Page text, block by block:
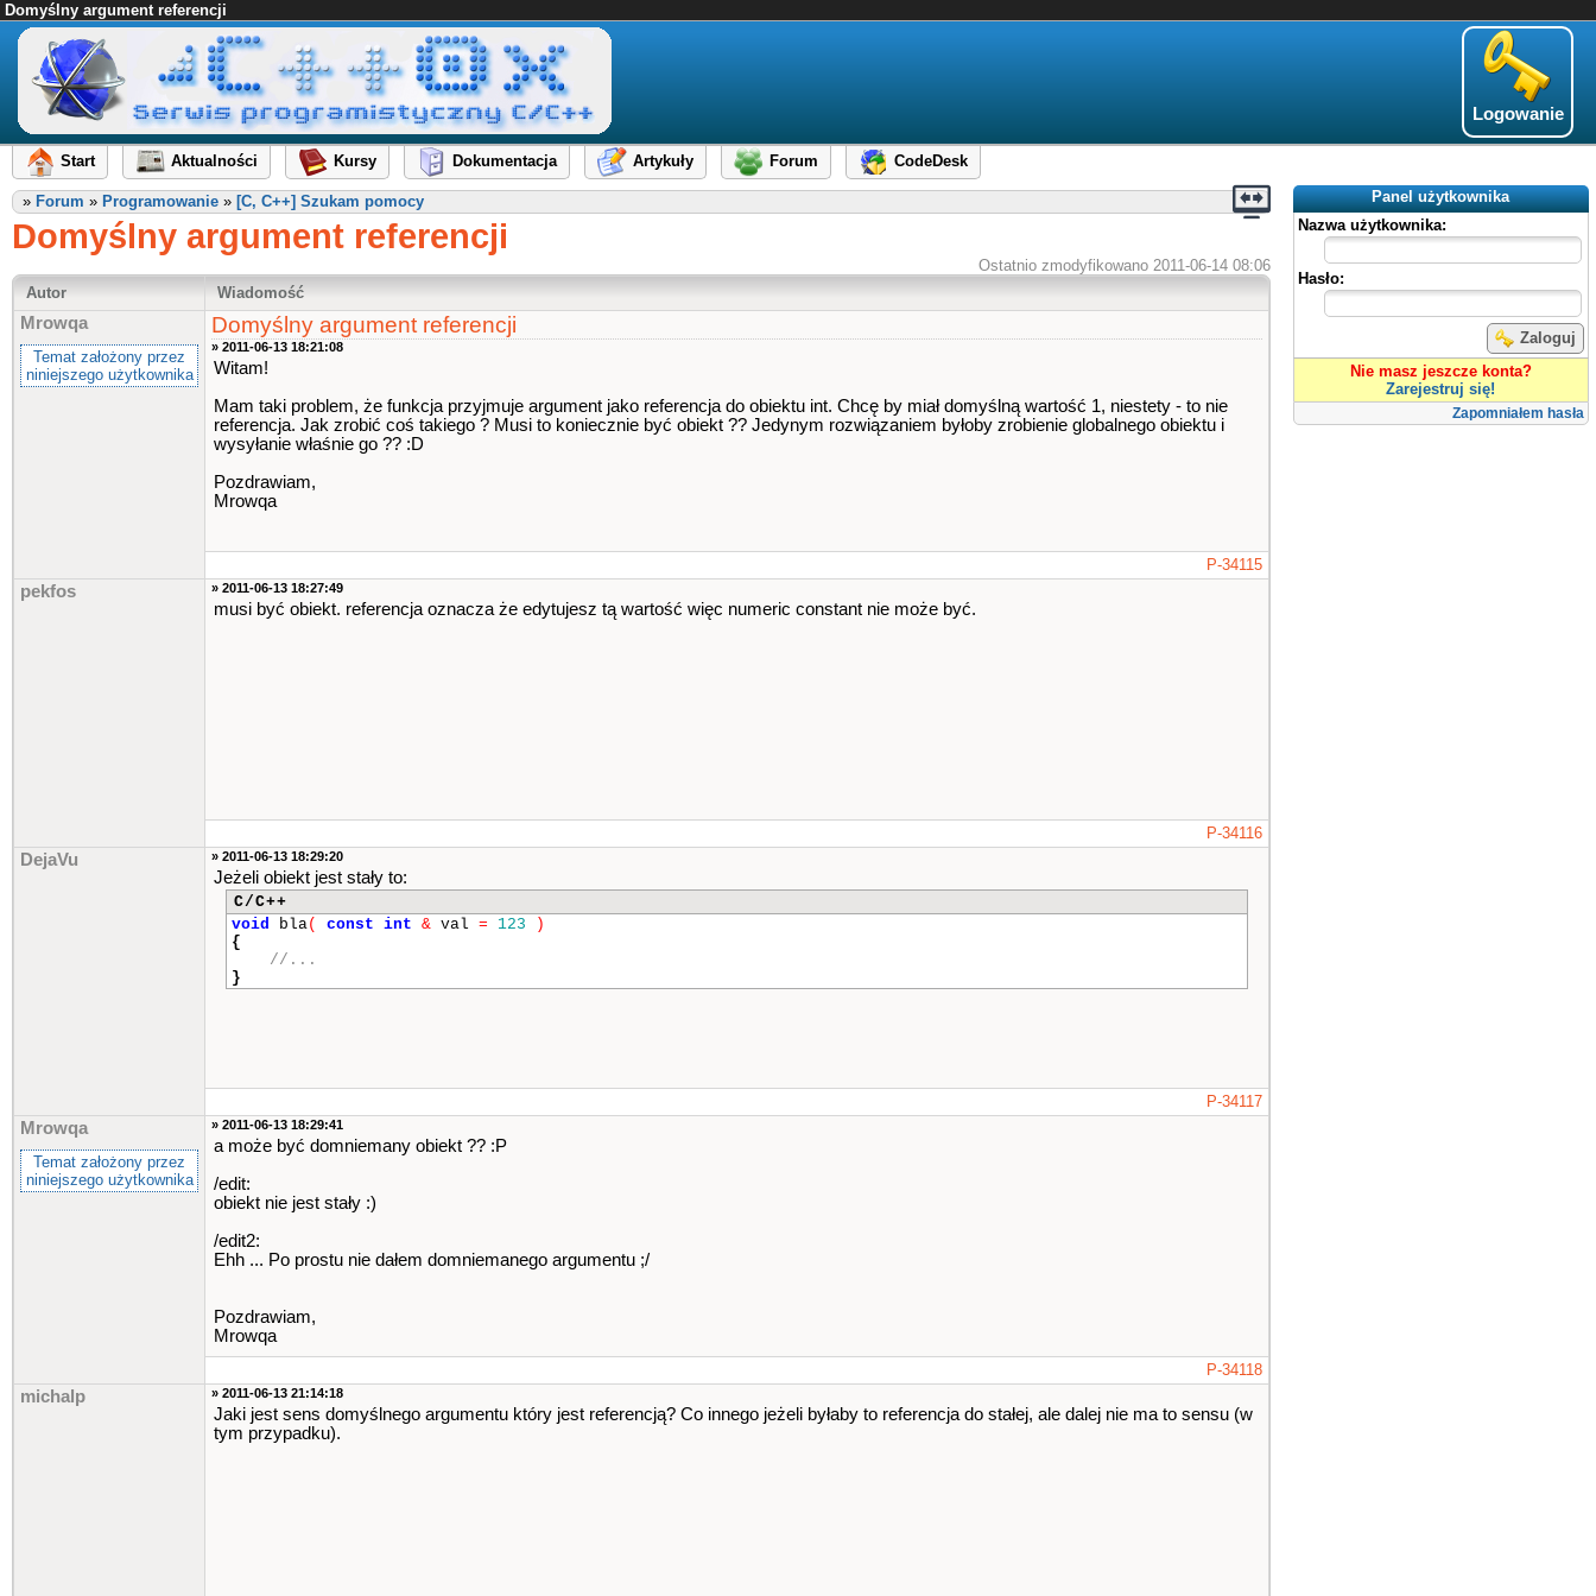
Domyślny argument referencji
Logowanie
Start Aktualności Kursy Dokumentacja Artykuły Forum
CodeDesk
Panel użytkownika
Nazwa użytkownika:
Hasło:
Zaloguj
Nie masz jeszcze konta?
Zarejestruj się!
Zapomniałem hasła
» Forum » Programowanie » [C, C++] Szukam pomocy
Domyślny argument referencji
Ostatnio zmodyfikowano 2011-06-14 08:06
Autor
Wiadomość
Mrowqa
Temat założony przez
niniejszego użytkownika
Domyślny argument referencji
» 2011-06-13 18:21:08
Witam!
Mam taki problem, że funkcja przyjmuje argument jako referencja do obiektu int. Chcę by miał domyślną wartość 1, niestety - to nie
referencja. Jak zrobić coś takiego ? Musi to koniecznie być obiekt ?? Jedynym rozwiązaniem byłoby zrobienie globalnego obiektu i
wysyłanie właśnie go ?? :D
Pozdrawiam,
Mrowqa
P-34115
pekfos » 2011-06-13 18:27:49
musi być obiekt. referencja oznacza że edytujesz tą wartość więc numeric constant nie może być.
P-34116
DejaVu » 2011-06-13 18:29:20
Jeżeli obiekt jest stały to:
C/C++
void bla( const int & val = 123
)
{
//...
}
P-34117
Mrowqa
Temat założony przez
niniejszego użytkownika
» 2011-06-13 18:29:41
a może być domniemany obiekt ?? :P
/edit:
obiekt nie jest stały :)
/edit2:
Ehh ... Po prostu nie dałem domniemanego argumentu ;/
Pozdrawiam,
Mrowqa
P-34118
michalp » 2011-06-13 21:14:18
Jaki jest sens domyślnego argumentu który jest referencją? Co innego jeżeli byłaby to referencja do stałej, ale dalej nie ma to sensu (w
tym przypadku).